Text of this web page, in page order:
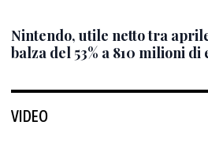
Nintendo, utile netto tra
balza del 53% a 810 milioni di
VIDEO